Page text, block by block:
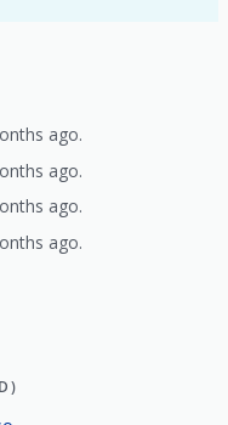
ago.
ago.
ago.
ago.